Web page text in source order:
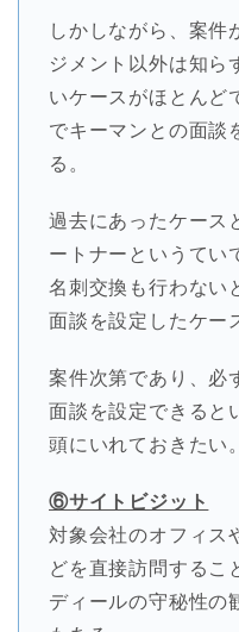
しかしながら、案件
ジメント以外は知ら
いケースがほとんど
でキーマンとの面談
る。
過去にあったケース
ートナーというてい
名刺交換も行わない
面談を設定したケー
案件次第であり、必
面談を設定できると
頭にいれておきたい。
⑥サイトビジット
対象会社のオフィス
どを直接訪問するこ
ディールの守秘性の